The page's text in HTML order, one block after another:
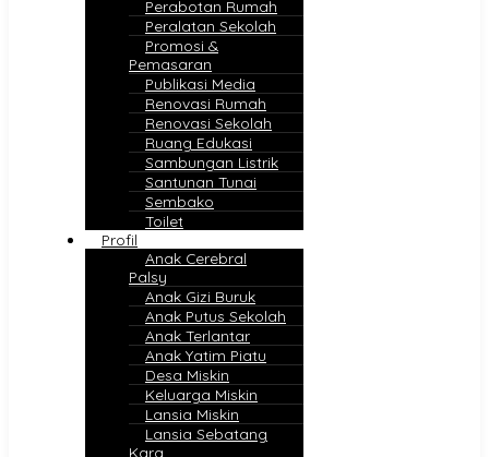
Perabotan Rumah
Peralatan Sekolah
Promosi &
Pemasaran
Publikasi Media
Renovasi Rumah
Renovasi Sekolah
Ruang Edukasi
Sambungan Listrik
Santunan Tunai
Sembako
Toilet
Profil
Anak Cerebral
Palsy
Anak Gizi Buruk
Anak Putus Sekolah
Anak Terlantar
Anak Yatim Piatu
Desa Miskin
Keluarga Miskin
Lansia Miskin
Lansia Sebatang
Kara